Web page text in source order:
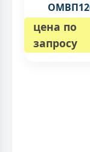
цена по
запросу